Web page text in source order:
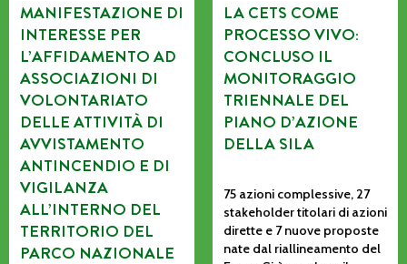
MANIFESTAZIONE DI
INTERESSE PER
L’AFFIDAMENTO AD
ASSOCIAZIONI DI
VOLONTARIATO
DELLE ATTIVITÀ DI
AVVISTAMENTO
ANTINCENDIO E DI
VIGILANZA
ALL’INTERNO DEL
TERRITORIO DEL
PARCO NAZIONALE
LA CETS COME
PROCESSO VIVO:
CONCLUSO IL
MONITORAGGIO
TRIENNALE DEL
PIANO D’AZIONE
DELLA SILA
75 azioni complessive, 27
stakeholder titolari di azioni
dirette e 7 nuove proposte
nate dal riallineamento del